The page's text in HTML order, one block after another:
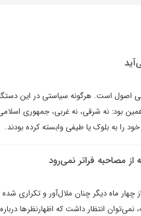
اصول است. هرگونه سیاستی در این
بود: نه شرقی، نه غربی، جمهوری
را به بلوک یا طیفی وابسته کرده بودند.
از مصاحبه فراتر نمى‌رود
ماه ديگر چنان ملال‌آور و تکرارى شده
نمى‌توان انتظار داشت که اظهارنظرها